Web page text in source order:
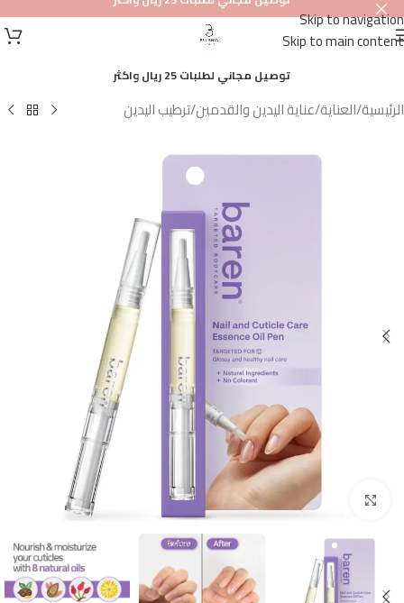
Skip to navigation
Skip to main content
توصيل مجاني لطلبات 25 ريال واكثر
الرئيسية/العناية/عناية اليدين والقدمين/ترطيب اليدين
Click to enlarge